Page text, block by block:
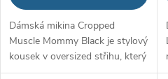
Dámská mikina Cropped
Muscle Mommy Black je stylový
kousek v oversized střihu, který
se postará o vaše pohodlí i